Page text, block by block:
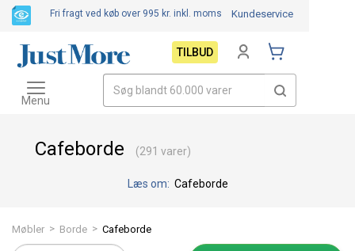
Cafeborde (291 varer)
Læs om: Cafeborde
Møbler > Borde > Cafeborde
Fri fragt ved køb over 995 kr. inkl. moms Kundeservice
TILBUD
Toggle
navigation
Menu